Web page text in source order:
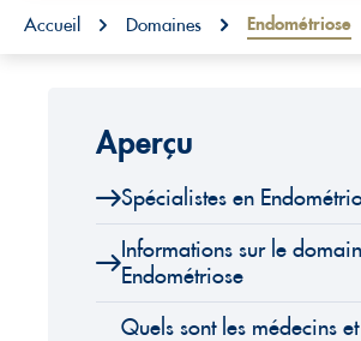
You are here:
Accueil Domaines Endométriose
Aperçu
Spécialistes en
Informations sur le
Endométriose
Quels sont les médecins et